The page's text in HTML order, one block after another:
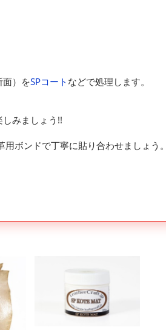
面）をSPコート などで処理します。
みましょう!!
用ボンドで丁寧に貼り合わせましょう